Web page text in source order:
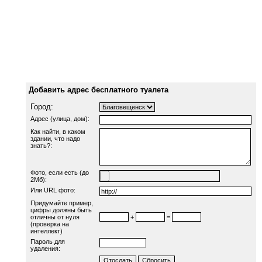
Добавить адрес бесплатного туалета
Город:
Адрес (улица, дом):
Как найти, в каком
здании, что надо
знать?:
Фото, если есть (до
2Мб):
Или URL фото:
Придумайте пример,
цифры должны быть
отличны от нуля
(проверка на
интеллект)
+ =
Пароль для
удаления: